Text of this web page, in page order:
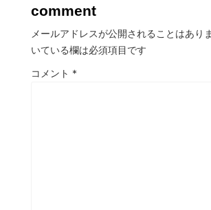
comment
メールアドレスが公開されることはあり
いている欄は必須項目です
コメント *